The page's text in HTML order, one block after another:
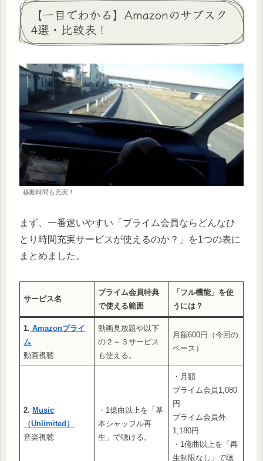
【一目でわかる】Amazonのサブスク
4選・比較表！
移動時間も充実！
まず、一番迷いやすい「プライム会員ならどんなひ
とり時間充実サービスが使えるのか？」を1つの表に
まとめました。
サービス名
プライム会員特典
で使える範囲
「フル機能」を使
うには？
1. Amazonプライ
ム
動画視聴
動画見放題や以下
の２～３サービス
も使える。
月額600円（今回の
ベース）
2.Music
（Unlimited）
音楽視聴
・1億曲以上を「基
本シャッフル再
生」で聴ける。
・月額
プライム会員1,080
円
プライム会員外
1,180円
・1億曲以上を「再
生制限なし」で聴